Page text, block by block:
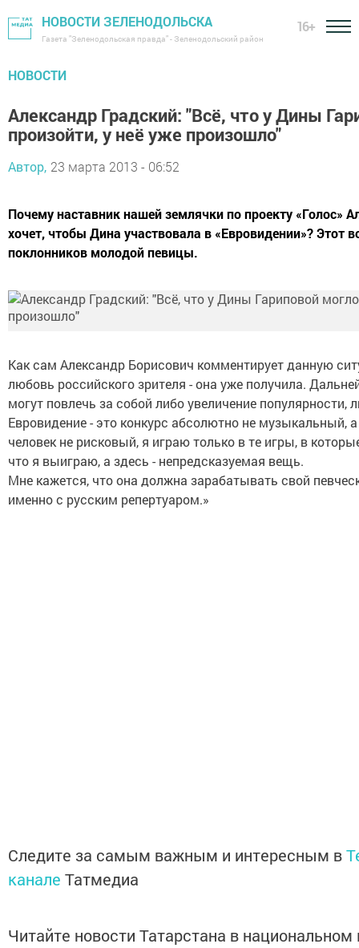
НОВОСТИ ЗЕЛЕНОДОЛЬСКА
Газета "Зеленодольская правда" - Зеленодольский район
16+
НОВОСТИ
Александр Градский: "Всё, что у Дины
произойти, у неё уже произошло"
Автор, 23 марта 2013 - 06:52
Почему наставник нашей землячки по проекту «Голос»
хочет, чтобы Дина участвовала в «Евровидении»? Этот
поклонников молодой певицы.
Как сам Александр Борисович комментирует данную
любовь российского зрителя - она уже получила.
могут повлечь за собой либо увеличение популярности,
Евровидение - это конкурс абсолютно не музыкальный,
человек не рисковый, я играю только в те игры, в
что я выиграю, а здесь - непредсказуемая вещь.
Мне кажется, что она должна зарабатывать свой
именно с русским репертуаром.»
Следите за самым важным и интересным в
канале Татмедиа
Читайте новости Татарстана в